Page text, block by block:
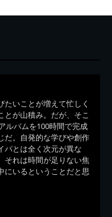
いことが増えて忙しく
とが山積み。だが、そこ
ルバムを100時間で完成
だ。自発的な学びや創作
パとは全く次元が異な
それは時間が足りない焦
にいるということだと思